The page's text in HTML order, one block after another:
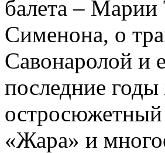
балета –
Сименона, о
Савонаролой и
последние
остросюжетный
«Жара» и